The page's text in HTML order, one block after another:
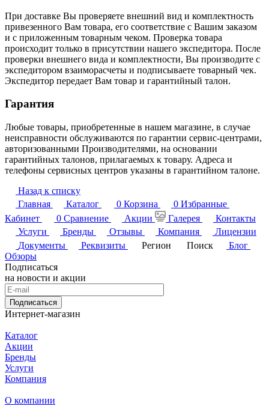
При доставке Вы проверяете внешний вид и комплектность
привезенного Вам товара, его соответствие с Вашим заказом
и с приложенным товарным чеком. Проверка товара
происходит только в присутствии нашего экспедитора. После
проверки внешнего вида и комплектности, Вы производите с
экспедитором взаиморасчеты и подписываете товарный чек.
Экспедитор передает Вам товар и гарантийный талон.
Гарантия
Любые товары, приобретенные в нашем магазине, в случае
неисправности обслуживаются по гарантии сервис-центрами,
авторизованными Производителями, на основании
гарантийных талонов, прилагаемых к товару. Адреса и
телефоны сервисных центров указаны в гарантийном талоне.
Назад к списку
Главная
Каталог 0 Корзина 0 Избранные
Кабинет
0 Сравнение Акции Галерея
Контакты
Услуги
Бренды Отзывы Компания
Лицензии
Документы
Реквизиты Регион Поиск
Блог
Обзоры
Подписаться
на новости и акции
Подписаться
Интернет-магазин
Каталог
Акции
Бренды
Услуги
Компания
О компании